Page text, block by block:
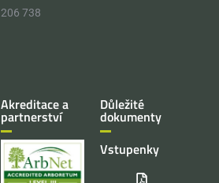
206 738
Akreditace a
partnerství
Důležité
dokumenty
Vstupenky